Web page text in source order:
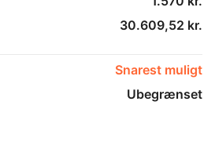
30.609,52 kr.
Snarest muligt
Ubegrænset